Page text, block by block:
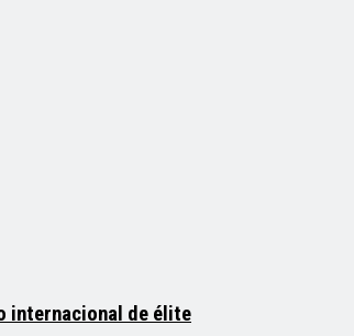
internacional de élite